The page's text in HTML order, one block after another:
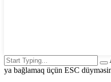
ya bağlamaq üçün ESC